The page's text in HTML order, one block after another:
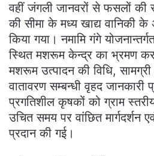
वहीं जंगली जानवरों से फसलों की
की सीमा के मध्य खाद्य वानिकी के
किया गया। नमामि गंगे
स्थित मशरूम केन्द्र का भ्रमण
मशरूम उत्पादन की विधि,
वातावरण सम्बन्धी वृहद जानकारी
प्रगतिशील कृषकों को ग्राम
उचित समय पर वांछित मार्गदर्शन
प्रदान की गई।